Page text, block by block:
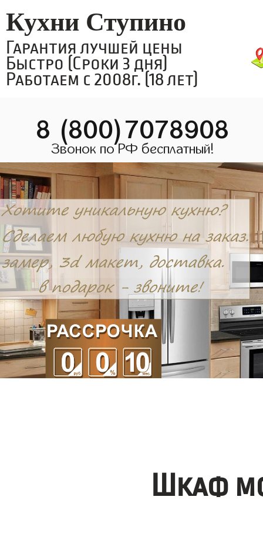
Кухни Ступино
Гарантия лучшей цены
Быстро (Сроки 3 дня)
Работаем с 2008г. (18 лет)
8 (800)7078908
Звонок по РФ бесплатный!
Шкаф